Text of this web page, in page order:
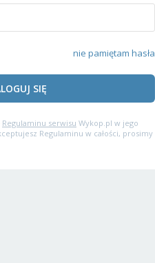
nie pamiętam hasła
SIĘ
Regulaminu serwisu Wykop.pl w jego
Regulaminu w całości, prosimy